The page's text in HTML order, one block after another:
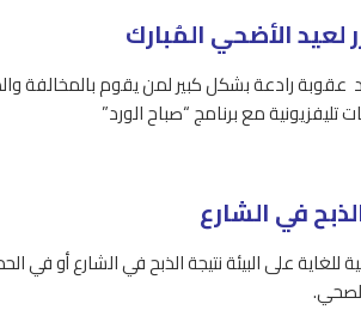
لعيد الأضحي المُبارك
رادعة بشكل كبير لمن يقوم بالمخالفة
تليفزيونية مع برنامج “صباح الورد”
في الشارع
للغاية على البيئة نتيجة الذبح في الشارع أو